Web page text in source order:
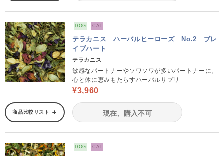
DOG CAT
テラカニス ハーバルヒーローズ No.2 ブレ
イブハート
テラカニス
敏感なパートナーやソワソワが多いパートナーに。
心と体に恵みもたらすハーバルサプリ
¥3,960
商品比較リスト 現在、購入不可
DOG CAT